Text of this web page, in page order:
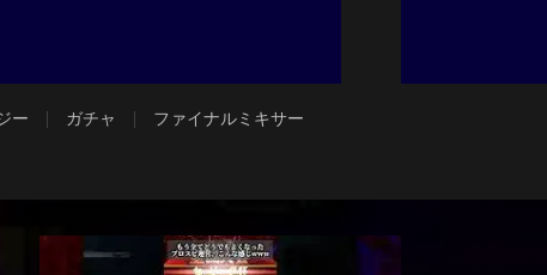
ー ガチャ ファイナルミキサー